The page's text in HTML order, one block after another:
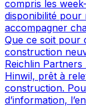
compris les
disponibilité pour
accompagner
Que ce soit pour
construction
Reichlin
Hinwil, prêt à
construction.
d’information,